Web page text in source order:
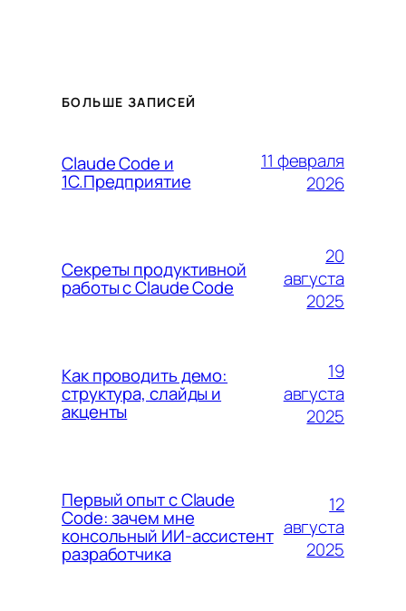
БОЛЬШЕ ЗАПИСЕЙ
Claude Code и
1С.Предприятие
11 февраля
2026
Секреты продуктивной
работы с Claude Code
20
августа
2025
Как проводить демо:
структура, слайды и
акценты
19
августа
2025
Первый опыт с Claude
Code: зачем мне
консольный ИИ-ассистент
разработчика
12
августа
2025